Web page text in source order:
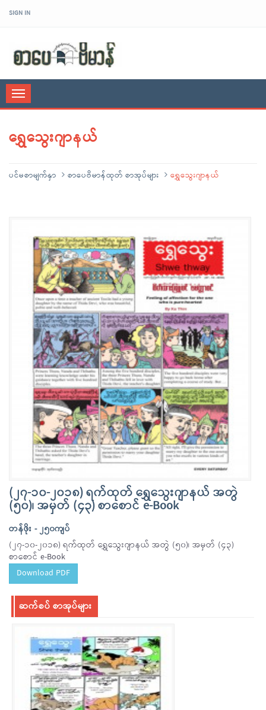
SIGN IN
Toggle
navigation
ရွှေသွေးဂျာနယ်
ပင်မစာမျက်နှာ စာပေဗိမာန်ထုတ် စာအုပ်များ ရွှေသွေးဂျာနယ်
(၂၇-၁၀-၂၀၁၈) ရက်ထုတ် ရွှေသွေးဂျာနယ် အတွဲ
(၅၀)၊ အမှတ် (၄၃) စာစောင် e-Book
တန်ဖိုး - ၂၅၀ကျပ်
(၂၇-၁၀-၂၀၁၈) ရက်ထုတ် ရွှေသွေးဂျာနယ် အတွဲ (၅၀)၊ အမှတ် (၄၃)
စာစောင် e-Book
Download PDF
ဆက်စပ် စာအုပ်များ